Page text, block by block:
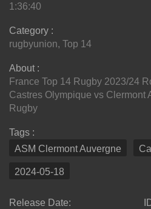
1:36:40
Category :
rugbyunion, Top 14
About :
France Top 14 Rugby 2023/24
Castres Olympique vs Clermont
Rugby
Tags :
ASM Clermont Auvergne
2024-05-18
Release Date: